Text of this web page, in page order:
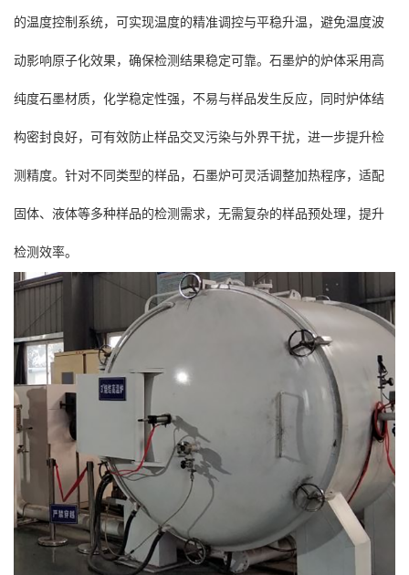
的温度控制系统，可实现温度的精准调控与平稳升温，避免温度波
动影响原子化效果，确保检测结果稳定可靠。石墨炉的炉体采用高
纯度石墨材质，化学稳定性强，不易与样品发生反应，同时炉体结
构密封良好，可有效防止样品交叉污染与外界干扰，进一步提升检
测精度。针对不同类型的样品，石墨炉可灵活调整加热程序，适配
固体、液体等多种样品的检测需求，无需复杂的样品预处理，提升
检测效率。